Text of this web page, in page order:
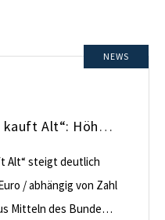
NEWS
KfW-Förderung „Jung kauft Alt“: Höhere Kredite ab August 2026
Alt“ steigt deutlich
/ abhängig von Zahl
Mitteln des Bundes